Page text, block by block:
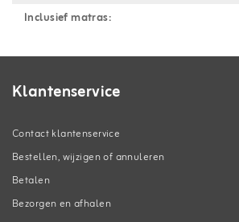
Inclusief matras:
Klantenservice
Contact klantenservice
Bestellen, wijzigen of annuleren
Betalen
Bezorgen en afhalen